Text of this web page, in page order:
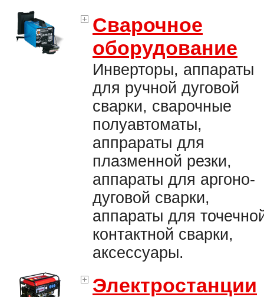
Сварочное
оборудование
Инверторы, аппараты
для ручной дуговой
сварки, сварочные
полуавтоматы,
аппрараты для
плазменной резки,
аппараты для аргоно-
дуговой сварки,
аппараты для
контактной сварки,
аксессуары.
Электростанции